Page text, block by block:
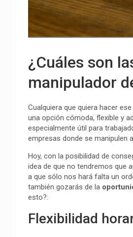
¿Cuáles son
manipulador
Cualquiera que quiera hacer ese
una opción cómoda, flexible y
especialmente útil para
empresas donde se manipulen
Hoy, con la posibilidad de
idea de que no tendremos que
a que sólo nos hará falta un
también gozarás de la
esto?:
Flexibilidad